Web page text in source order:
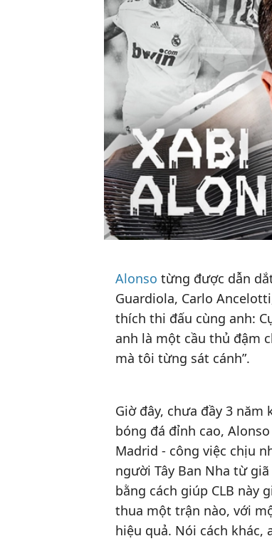
Alonso từng được dẫn
Guardiola, Carlo
thích thi đấu cùng anh:
anh là một cầu thủ đậm
mà tôi từng sát cánh”.
Giờ đây, chưa đầy 3
bóng đá đỉnh cao,
Madrid - công việc chịu
người Tây Ban Nha từ
bằng cách giúp CLB này
thua một trận nào, với
hiệu quả. Nói cách